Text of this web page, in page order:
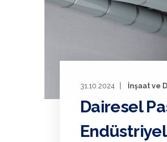
31.10.2024 İnşaat ve
Dairesel